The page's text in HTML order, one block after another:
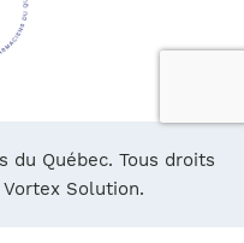
du Québec. Tous droits
Vortex Solution.